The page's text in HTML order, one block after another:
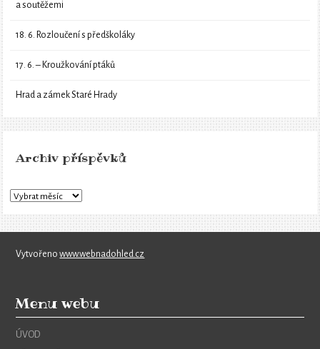
a soutěžemi
18. 6. Rozloučení s předškoláky
17. 6. – Kroužkování ptáků
Hrad a zámek Staré Hrady
Archiv příspěvků
Vytvořenowww.webnadohled.cz
Menu webu
ÚVOD